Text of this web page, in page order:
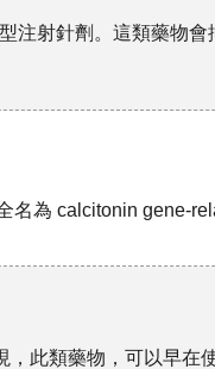
注射針劑。這類藥物會
名為 calcitonin gene-
此類藥物，可以早在